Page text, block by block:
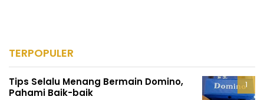
TERPOPULER
Tips Selalu Menang Bermain Domino,
Pahami Baik-baik